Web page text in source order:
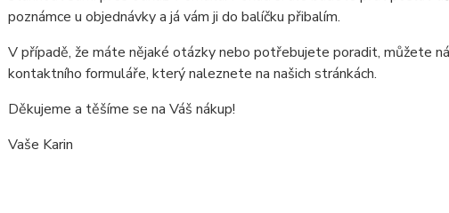
poznámce u objednávky a já vám ji do balíčku přibalím.
V případě, že máte nějaké otázky nebo potřebujete poradit, můžete
kontaktního formuláře, který naleznete na našich stránkách.
Děkujeme a těšíme se na Váš nákup!
Vaše Karin